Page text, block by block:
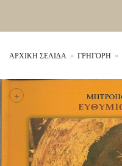
ΑΡΧΙΚΉ ΣΕΛΊΔΑ » ΓΡΗΓΟΡΗ »
+